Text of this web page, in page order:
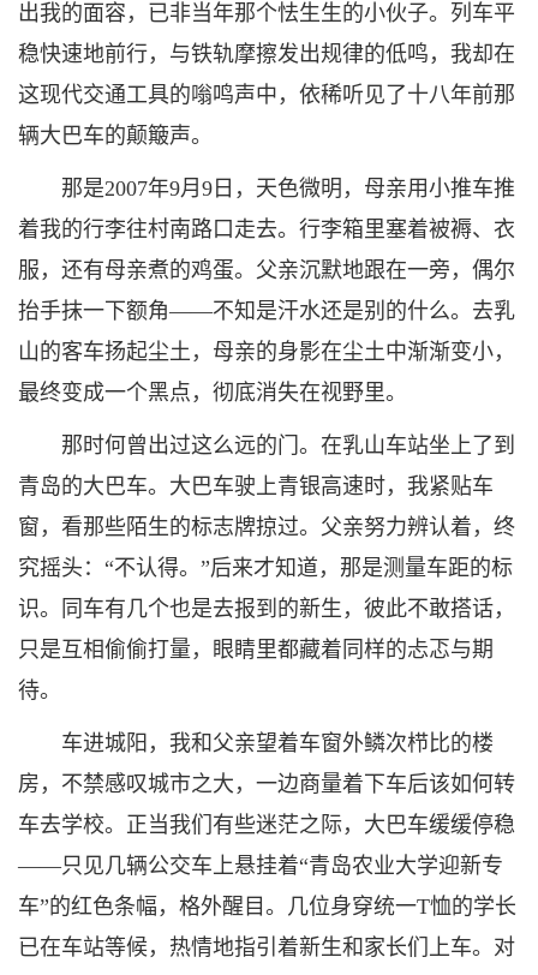
出我的面容，已非当年那个怯生生的小伙子。列车平
稳快速地前行，与铁轨摩擦发出规律的低鸣，我却在
这现代交通工具的嗡鸣声中，依稀听见了十八年前那
辆大巴车的颠簸声。
那是2007年9月9日，天色微明，母亲用小推车推
着我的行李往村南路口走去。行李箱里塞着被褥、衣
服，还有母亲煮的鸡蛋。父亲沉默地跟在一旁，偶尔
抬手抹一下额角——不知是汗水还是别的什么。去乳
山的客车扬起尘土，母亲的身影在尘土中渐渐变小，
最终变成一个黑点，彻底消失在视野里。
那时何曾出过这么远的门。在乳山车站坐上了到
青岛的大巴车。大巴车驶上青银高速时，我紧贴车
窗，看那些陌生的标志牌掠过。父亲努力辨认着，终
究摇头：“不认得。”后来才知道，那是测量车距的标
识。同车有几个也是去报到的新生，彼此不敢搭话，
只是互相偷偷打量，眼睛里都藏着同样的忐忑与期
待。
车进城阳，我和父亲望着车窗外鳞次栉比的楼
房，不禁感叹城市之大，一边商量着下车后该如何转
车去学校。正当我们有些迷茫之际，大巴车缓缓停稳
——只见几辆公交车上悬挂着“青岛农业大学迎新专
车”的红色条幅，格外醒目。几位身穿统一T恤的学长
已在车站等候，热情地指引着新生和家长们上车。对